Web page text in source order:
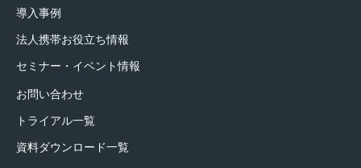
導入事例
法人携帯お役立ち情報
セミナー・イベント情報
お問い合わせ
トライアル一覧
資料ダウンロード一覧